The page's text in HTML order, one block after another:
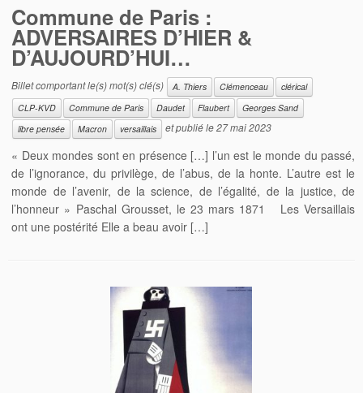
Commune de Paris :
ADVERSAIRES D’HIER &
D’AUJOURD’HUI…
Billet comportant le(s) mot(s) clé(s) A. Thiers Clémenceau
clérical
CLP-KVD
Commune de Paris Daudet Flaubert
Georges Sand
libre pensée
Macron versaillais et publié le27 mai 2023
« Deux mondes sont en présence […] l’un est le monde du passé,
de l’ignorance, du privilège, de l’abus, de la honte. L’autre est le
monde de l’avenir, de la science, de l’égalité, de la justice, de
l’honneur » Paschal Grousset, le 23 mars 1871 Les Versaillais
ont une postérité Elle a beau avoir […]